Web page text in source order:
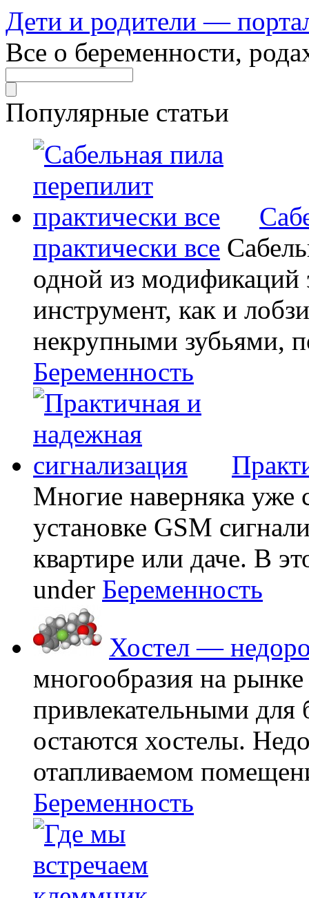
Дети и родители —
Все о беременности,
Популярные статьи
практически все
одной из модификаций
инструмент, как и
некрупными зубьями,
Беременность
Многие наверняка уже
установке GSM
квартире или даче. В
under Беременность
Хостел —
многообразия на
привлекательными
остаются хостелы.
отапливаемом
Беременность